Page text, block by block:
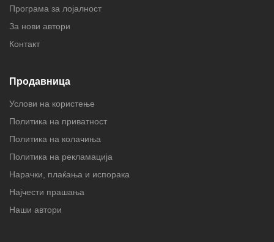
Програма за лојалност
За нови автори
Контакт
Продавница
Услови на користење
Политика на приватност
Политика на колачиња
Политика на рекламација
Нарачки, плаќања и испорака
Најчести прашања
Наши автори